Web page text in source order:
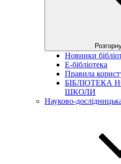
Новинки
E-бібліотека
Правила
БІБЛІОТЕКА
ШКОЛИ
Науково-